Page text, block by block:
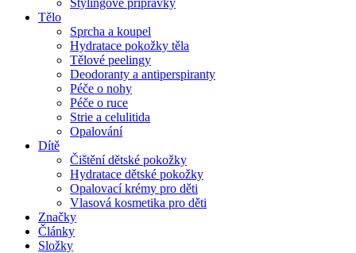
Stylingové přípravky
Tělo
Sprcha a koupel
Hydratace pokožky těla
Tělové peelingy
Deodoranty a antiperspiranty
Péče o nohy
Péče o ruce
Strie a celulitida
Opalování
Dítě
Čištění dětské pokožky
Hydratace dětské pokožky
Opalovací krémy pro děti
Vlasová kosmetika pro děti
Značky
Články
Složky